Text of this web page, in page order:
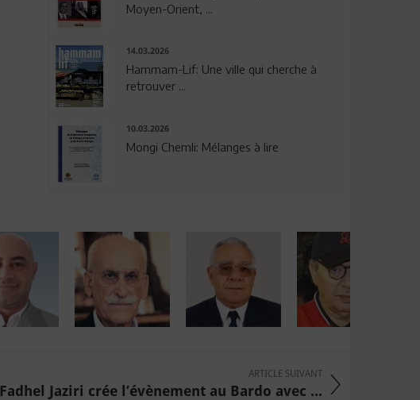
Moyen-Orient, ...
14.03.2026
Hammam-Lif: Une ville qui cherche à
retrouver ...
10.03.2026
Mongi Chemli: Mélanges à lire
ARTICLE SUIVANT
Fadhel Jaziri crée l’évènement au Bardo avec ...